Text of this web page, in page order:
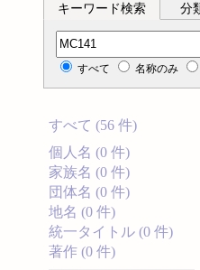
キーワード検索 分
分類記号検索
すべて 名称のみ
すべて (56 件)
個人名 (0 件)
家族名 (0 件)
団体名 (0 件)
地名 (0 件)
統一タイトル (0 件)
著作 (0 件)